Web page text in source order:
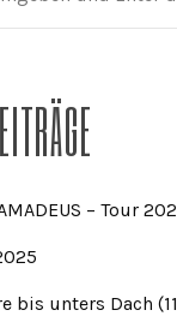
– Tour
bis unters Dach